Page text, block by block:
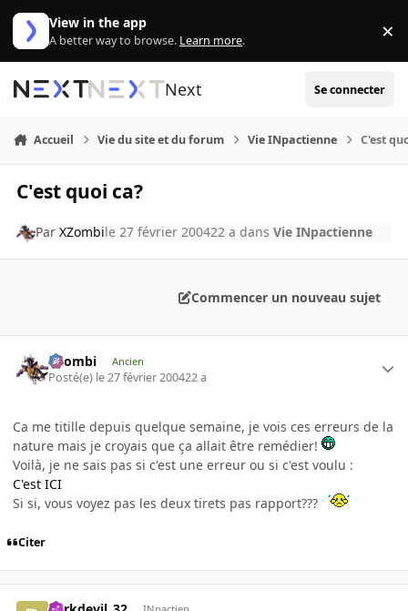
Aller au contenu
View in the app
A better way to browse. Learn more. ×
Next Se connecter
Accueil Vie du site et du forum Vie INpactienne C'est
C'est quoi ca?
ParXZombile 27 février 200422 a dansVie INpactienne
Commencer un nouveau sujet
XZombi Ancien
Posté(e) le 27 février 200422 a
Ca me titille depuis quelque semaine, je vois ces erreurs de la
nature mais je croyais que ça allait être remédier!
Voilà, je ne sais pas si c'est une erreur ou si c'est voulu :
C'est ICI
Si si, vous voyez pas les deux tirets pas rapport???
Citer